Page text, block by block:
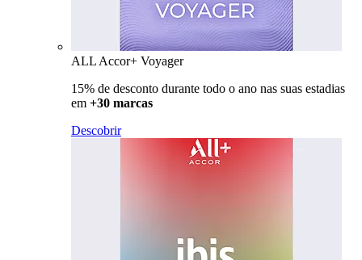
ALL Accor+ Voyager
15% de desconto durante todo o ano nas suas estadias
em +30 marcas
Descobrir